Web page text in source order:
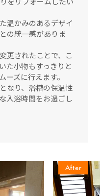
温かみのあるデザイ
の統一感がありま
更されたことで、こ
た小物もすっきりと
ーズに行えます。
なり、浴槽の保温性
入浴時間をお過ごし
After